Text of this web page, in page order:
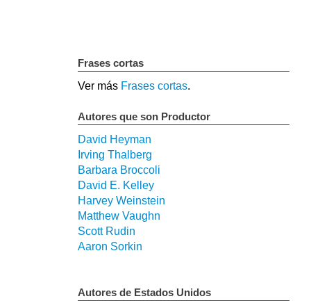
Frases cortas
Ver más Frases cortas.
Autores que son Productor
David Heyman
Irving Thalberg
Barbara Broccoli
David E. Kelley
Harvey Weinstein
Matthew Vaughn
Scott Rudin
Aaron Sorkin
Autores de Estados Unidos